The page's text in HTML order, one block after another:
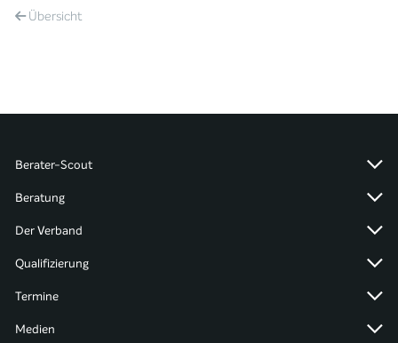
Übersicht
Berater-Scout
Beratung
Der Verband
Qualifizierung
Termine
Medien